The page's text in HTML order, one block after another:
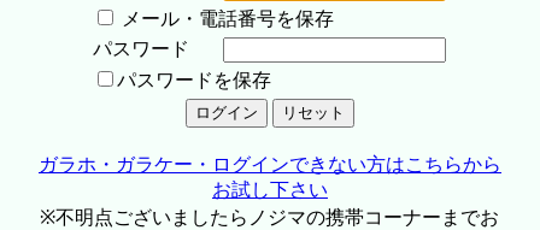
メール・電話番号を保存
パスワード
パスワードを保存
ガラホ・ガラケー・ログインできない方はこちらから
お試し下さい
※不明点ございましたらノジマの携帯コーナーまでお